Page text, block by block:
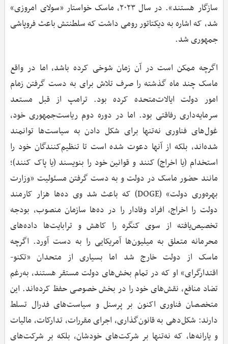
سازگار هستند». در سال ۲۰۲۳، ماسک خواستار «سولای امروزی»
شد، که اشاره به دیکتاتور رومی داشت که سلطنتش باعث فروپاشی
جمهوری شد.
اگرچه ممکن است در آن زمان شوخی کرده باشد، اما در واقع
ماسک چند ماه گذشته را صرف تلاش برای به دست گرفتن زمام
امور دولت ایالات‌متحده کرده بود. ترامپ از قبل مستعد
سرمایه‌داری رفاقتی بود. اما در دوره دوم ریاست‌جمهوری خود،
غول‌های فناوری نه‌تنها برای شکل دادن به سیاست‌ها توانمند
شده‌اند، بلکه از آنها دعوت‌ شده است تا تنظیم‌کنندگان خود را
استخدام (یا اخراج) کنند و قوانین خود را بنویسند (یا پاک کنند)؛
مانند حضور ماسک در دولت و به دست گرفتن مسئولیت «وزارت
بهره‌وری دولت» (DOGE) که باعث شد وی ده‌ها هزار کارمند
دولت را اخراج، افراد وفادار را در ده‌ها سازمان منصوب، بودجه
تخصیص‌یافته از سوی کنگره را کاهش و ترابایت‌ها داده‌های
محرمانه متعلق به میلیون‌ها آمریکایی را به دست آورد. اگرچه
ماسک از دولت خارج شد اما بسیاری از متحدان «تکنو-
اقتدارگرای» او که در تمام بخش‌های دولت مستقر هستند، به‌رغم
تضاد منافع، نقش‌های خود را در بخش خصوصی حفظ کرده‌اند. این
متخصصان فناوری اکنون بر پرسنل و سیاست‌های فدرال تسلط
دارند: شکل‌دهی به قانون‌گذاری، اجرای مقررات، تدارکات، مالیات
و یارانه‌ها، که نه‌تنها بر شرکت‌های خودشان، بلکه بر شرکت‌های